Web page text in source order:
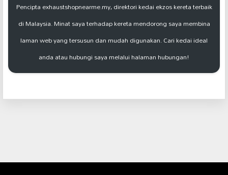
Pencipta exhaustshopnearme.my, direktori kedai ekzos kereta terbaik
di Malaysia. Minat saya terhadap kereta mendorong saya membina
laman web yang tersusun dan mudah digunakan. Cari kedai ideal
anda atau hubungi saya melalui halaman hubungan!